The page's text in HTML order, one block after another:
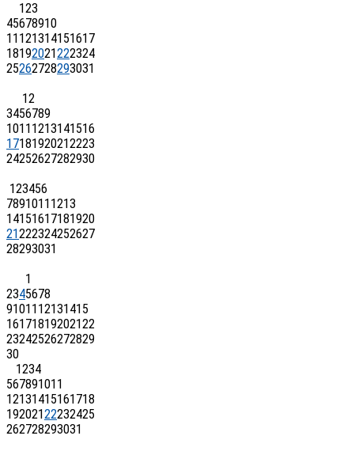
123
45678910
11 121314151617
18192021222324
25262728293031
12
3456789
1011 1213141516
17181920212223
24252627282930
123456
7891011 1213
14151617181920
21222324252627
28293031
1
2345678
91011 12131415
16171819202122
23242526272829
30
1234
567891011
12131415161718
19202122232425
262728293031